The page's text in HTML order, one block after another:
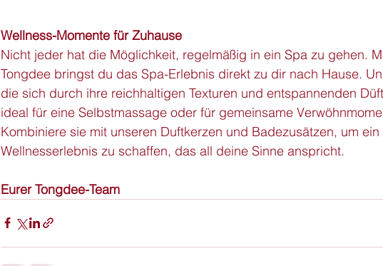
Wellness-Momente für Zuhause
Nicht jeder hat die Möglichkeit, regelmäßig in ein Spa zu gehen.
Tongdee bringst du das Spa-Erlebnis direkt zu dir nach Hause.
die sich durch ihre reichhaltigen Texturen und entspannenden
ideal für eine Selbstmassage oder für gemeinsame
Kombiniere sie mit unseren Duftkerzen und Badezusätzen, um
Wellnesserlebnis zu schaffen, das all deine Sinne anspricht.
Eurer Tongdee-Team